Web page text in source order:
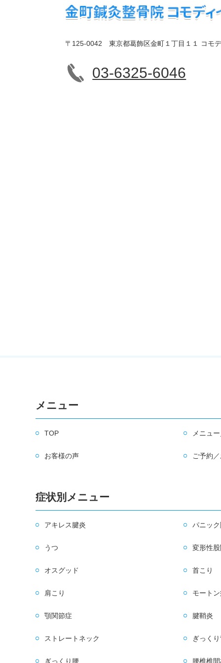
〒125-0042 東京都葛飾区金町１丁目１１ コモ
03-6325-6046
メニュー
TOP メニュ
お客様の声 ご予約
症状別メニュー
アキレス腱炎 パニッ
うつ 変形性
オスグッド 首こり
肩こり モート
顎関節症 腱鞘炎
ストレートネック ぎっく
ぎっくり腰 腰椎椎